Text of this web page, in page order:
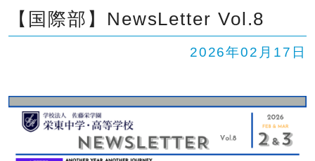
SHIP 卒業生の方へ 交通案内
中学校問い合わせ
進路情報
【国際部】NewsLetter Vol.8
2026年02月17日